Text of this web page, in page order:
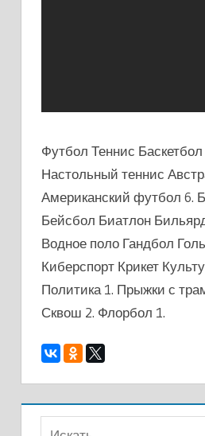
Футбол Теннис
Настольный теннис
Американский футбол 6.
Бейсбол Биатлон
Водное поло Гандбол
Киберспорт Крикет
Политика 1. Прыжки с
Сквош 2. Флорбол 1.